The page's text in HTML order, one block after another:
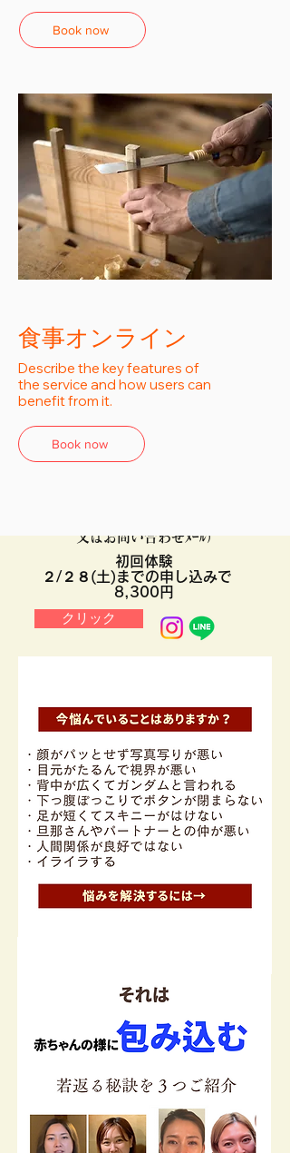
又はお問い合わせﾒｰﾙ）
Book now
食事オンライン
Describe the key features of
the service and how users can
benefit from it.
Book now
初回体験
２/２８(土)までの申し込みで
​8,300 円
クリック